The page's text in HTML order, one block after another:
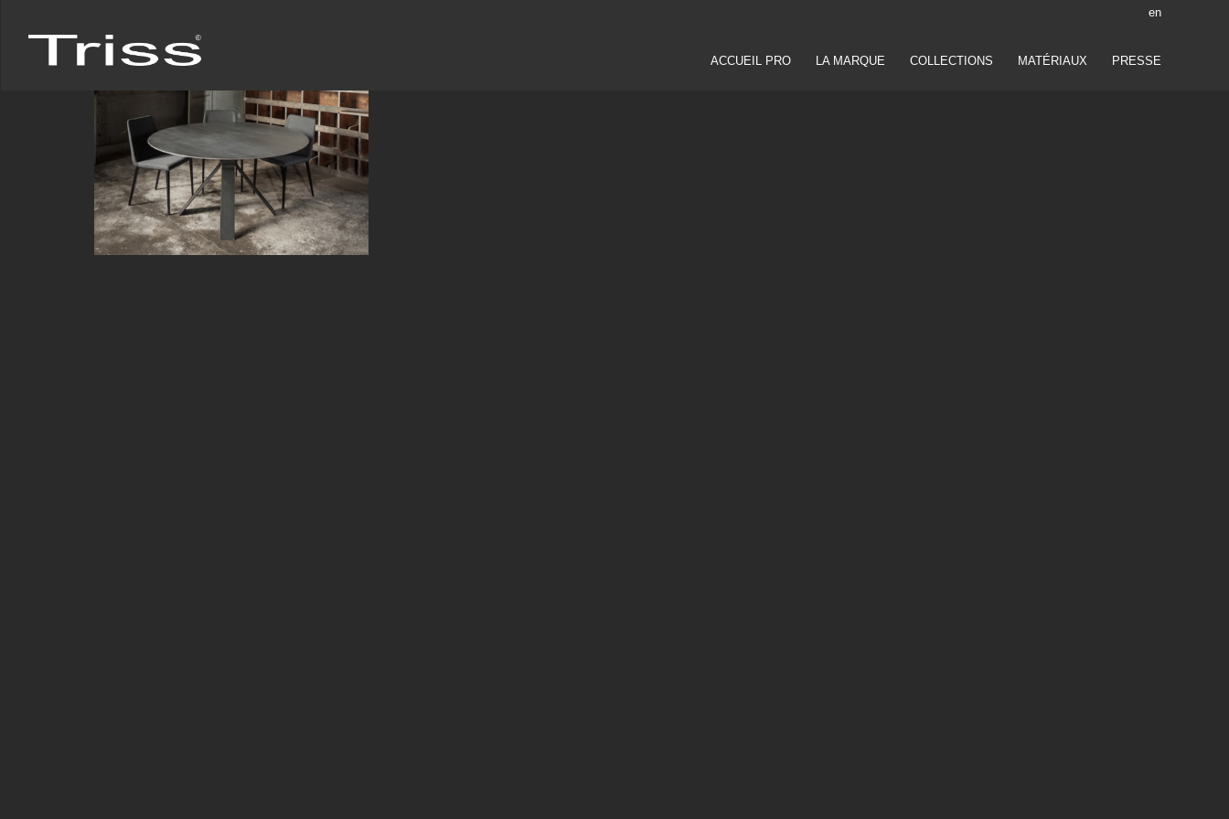
en
ACCUEIL PRO LA MARQUE COLLECTIONS MATÉRIAUX PRESSE